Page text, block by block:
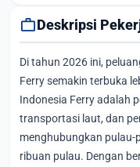
workDeskripsi
Di tahun 2026 ini,
Ferry semakin terbuka
Indonesia Ferry adalah
transportasi laut, dan
menghubungkan pulau-
ribuan pulau. Dengan